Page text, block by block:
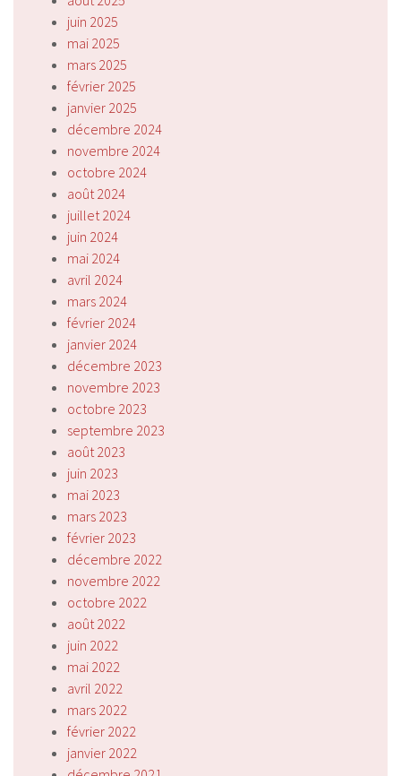
juin 2025
mai 2025
mars 2025
février 2025
janvier 2025
décembre 2024
novembre 2024
octobre 2024
août 2024
juillet 2024
juin 2024
mai 2024
avril 2024
mars 2024
février 2024
janvier 2024
décembre 2023
novembre 2023
octobre 2023
septembre 2023
août 2023
juin 2023
mai 2023
mars 2023
février 2023
décembre 2022
novembre 2022
octobre 2022
août 2022
juin 2022
mai 2022
avril 2022
mars 2022
février 2022
janvier 2022